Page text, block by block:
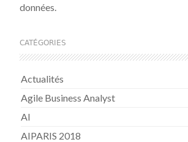
données.
CATÉGORIES
Actualités
Agile Business Analyst
AI
AIPARIS 2018